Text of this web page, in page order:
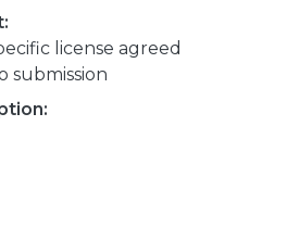
license agreed
submission